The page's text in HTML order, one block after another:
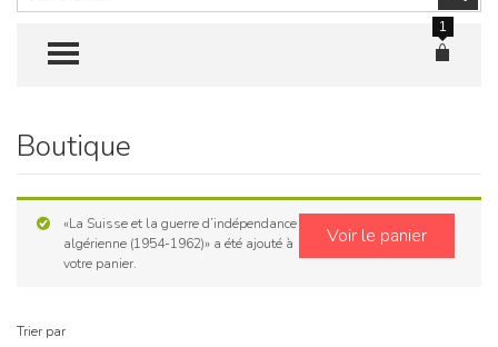
TOGGLE MENU
1
Skip
content
Boutique
Voir le panier
«La Suisse et la guerre d’indépendance
algérienne (1954-1962)» a été ajouté à
votre panier.
Trier par